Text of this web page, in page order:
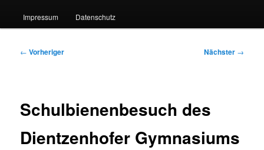
Impressum Datenschutz
Beitragsnavigation
← Vorheriger Nächster →
Schulbienenbesuch des
Dientzenhofer Gymnasiums